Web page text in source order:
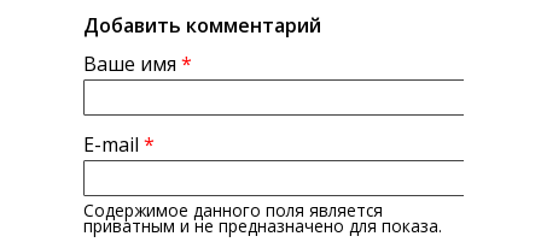
Добавить комментарий
Ваше имя *
E-mail *
Содержимое данного поля является
приватным и не предназначено для показа.